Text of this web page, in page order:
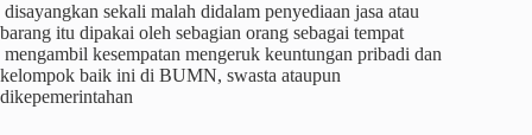
disayangkan sekali malah didalam penyediaan jasa atau
barang itu dipakai oleh sebagian orang sebagai tempat
mengambil kesempatan mengeruk keuntungan pribadi dan
kelompok baik ini di BUMN, swasta ataupun
dikepemerintahan